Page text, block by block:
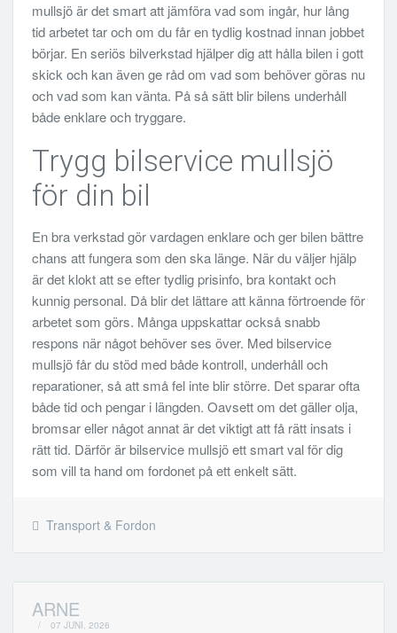
mullsjö är det smart att jämföra vad som ingår, hur lång
tid arbetet tar och om du får en tydlig kostnad innan jobbet
börjar. En seriös bilverkstad hjälper dig att hålla bilen i gott
skick och kan även ge råd om vad som behöver göras nu
och vad som kan vänta. På så sätt blir bilens underhåll
både enklare och tryggare.
Trygg bilservice mullsjö
för din bil
En bra verkstad gör vardagen enklare och ger bilen bättre
chans att fungera som den ska länge. När du väljer hjälp
är det klokt att se efter tydlig prisinfo, bra kontakt och
kunnig personal. Då blir det lättare att känna förtroende för
arbetet som görs. Många uppskattar också snabb
respons när något behöver ses över. Med bilservice
mullsjö får du stöd med både kontroll, underhåll och
reparationer, så att små fel inte blir större. Det sparar ofta
både tid och pengar i längden. Oavsett om det gäller olja,
bromsar eller något annat är det viktigt att få rätt insats i
rätt tid. Därför är bilservice mullsjö ett smart val för dig
som vill ta hand om fordonet på ett enkelt sätt.
Transport & Fordon
ARNE
/ 07 JUNI, 2026